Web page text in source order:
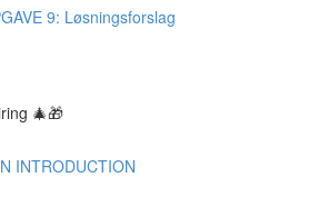
9: Løsningsforslag
🎄🎁
INTRODUCTION